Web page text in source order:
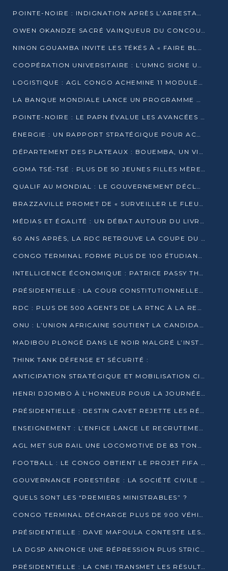
POINTE-NOIRE : INDIGNATION APRÈS L’ARRESTATION DU RAPPEUR FREUD VINCES
OWEN OKANDZE SACRÉ VAINQUEUR DU CONCOURS SLAM POUR LA VIE
NINON GOUAMBA INVITE LES TÉKÉS À « FAIRE BLOC » POUR PESER DANS LE DÉBAT NATIONAL
COOPÉRATION UNIVERSITAIRE : L’UMNG SIGNE UN ACCORD STRATÉGIQUE AVEC L’UNIVERSITÉ HAINAN EN CHINE
LOGISTIQUE : AGL CONGO ACHEMINE 11 MODULES GÉANTS JUSQU’À BRAZZAVILLE
LA BANQUE MONDIALE LANCE UN PROGRAMME DE 394 MILLIONS DE DOLLARS POUR LE BASSIN DU CONGO
POINTE-NOIRE : LE PAPN ÉVALUE LES AVANCÉES DU MÔLE EST
ÉNERGIE : UN RAPPORT STRATÉGIQUE POUR ACCÉLÉRER LA TRANSITION AU CONGO
DÉPARTEMENT DES PLATEAUX : BOUEMBA, UN VIVIER ÉCONOMIQUE PRÊT À EXPLOSER
GOMA TSÉ-TSÉ : PLUS DE 50 JEUNES FILLES MÈRES SENSIBILISÉES À LA SANTÉ SEXUELLE
QUALIF AU MONDIAL : LE GOUVERNEMENT DÉCLARE LA JOURNÉE DU 1ER AVRIL 2026 CHÔMÉE ET PAYÉE
BRAZZAVILLE PROMET DE « SURVEILLER LE FLEUVE » APRÈS LA QUALIFICATION DE LA RDC AU MONDIAL
MÉDIAS ET ÉGALITÉ : UN DÉBAT AUTOUR DU LIVRE « CES FEMMES QUI REPRENNENT LE POUVOIR SUR LEUR VIE »
60 ANS APRÈS, LA RDC RETROUVE LA COUPE DU MONDE
CONGO TERMINAL FORME PLUS DE 100 ÉTUDIANTS AUX TECHNIQUES D’EMBAUCHE
INTELLIGENCE ÉCONOMIQUE : PATRICE PASSY THÉORISE UNE STRATÉGIE ADAPTÉE AUX CONTEXTES FRAGMENTÉS
PRÉSIDENTIELLE : LA COUR CONSTITUTIONNELLE CONFIRME LA VICTOIRE DE SASSOU NGUESSO AVEC 94,90 % DES SUFFRAGES
RDC : PLUS DE 500 AGENTS DE LA RTNC À LA RETRAITE, UNE PAGE SE TOURNE
ONU : L’UNION AFRICAINE SOUTIENT LA CANDIDATURE DE MACKY SALL
MADIBOU PLONGÉ DANS LE NOIR MALGRÉ L’INSTALLATION D’UN NOUVEAU TRANSFORMATEUR
THINK TANK DÉFENSE ET SÉCURITÉ :
ANTICIPATION STRATÉGIQUE ET MOBILISATION CITOYENNE POUR NOTRE SOUVERAINETÉ NATIONALE
HENRI DJOMBO À L’HONNEUR POUR LA JOURNÉE MONDIALE DU THÉÂTRE
PRÉSIDENTIELLE : DESTIN GAVET REJETTE LES RÉSULTATS ET APPELLE À UN DIALOGUE NATIONAL
ENSEIGNEMENT : L’ENFICE LANCE LE RECRUTEMENT DE SA PREMIÈRE PROMOTION DE PROFESSEURS DES ÉCOLES
AGL MET SUR RAIL UNE LOCOMOTIVE DE 83 TONNES À POINTE-NOIRE
FOOTBALL : LE CONGO OBTIENT LE PROJET FIFA ARENA POUR SES 15 DÉPARTEMENTS
GOUVERNANCE FORESTIÈRE : LA SOCIÉTÉ CIVILE CONGOLAISE AFFICHE SES PRIORITÉS POUR 2026
QUELS SONT LES “PREMIERS MINISTRABLES” ?
CONGO TERMINAL DÉCHARGE PLUS DE 900 VÉHICULES EN QUELQUES HEURES
PRÉSIDENTIELLE : DAVE MAFOULA CONTESTE LES RÉSULTATS PROVISOIRES
LA DGSP ANNONCE UNE RÉPRESSION PLUS STRICTE CONTRE LES MOTO-TAXIS
PRÉSIDENTIELLE : LA CNEI TRANSMET LES RÉSULTATS PROVISOIRES À LA COUR CONSTITUTIONNELLE